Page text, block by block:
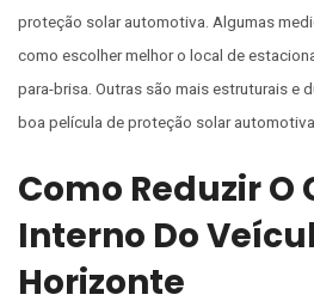
proteção solar automotiva. Algumas
como escolher melhor o local de
para-brisa. Outras são mais estruturais e
boa película de proteção solar
Como Reduzir O
Interno Do
Horizonte